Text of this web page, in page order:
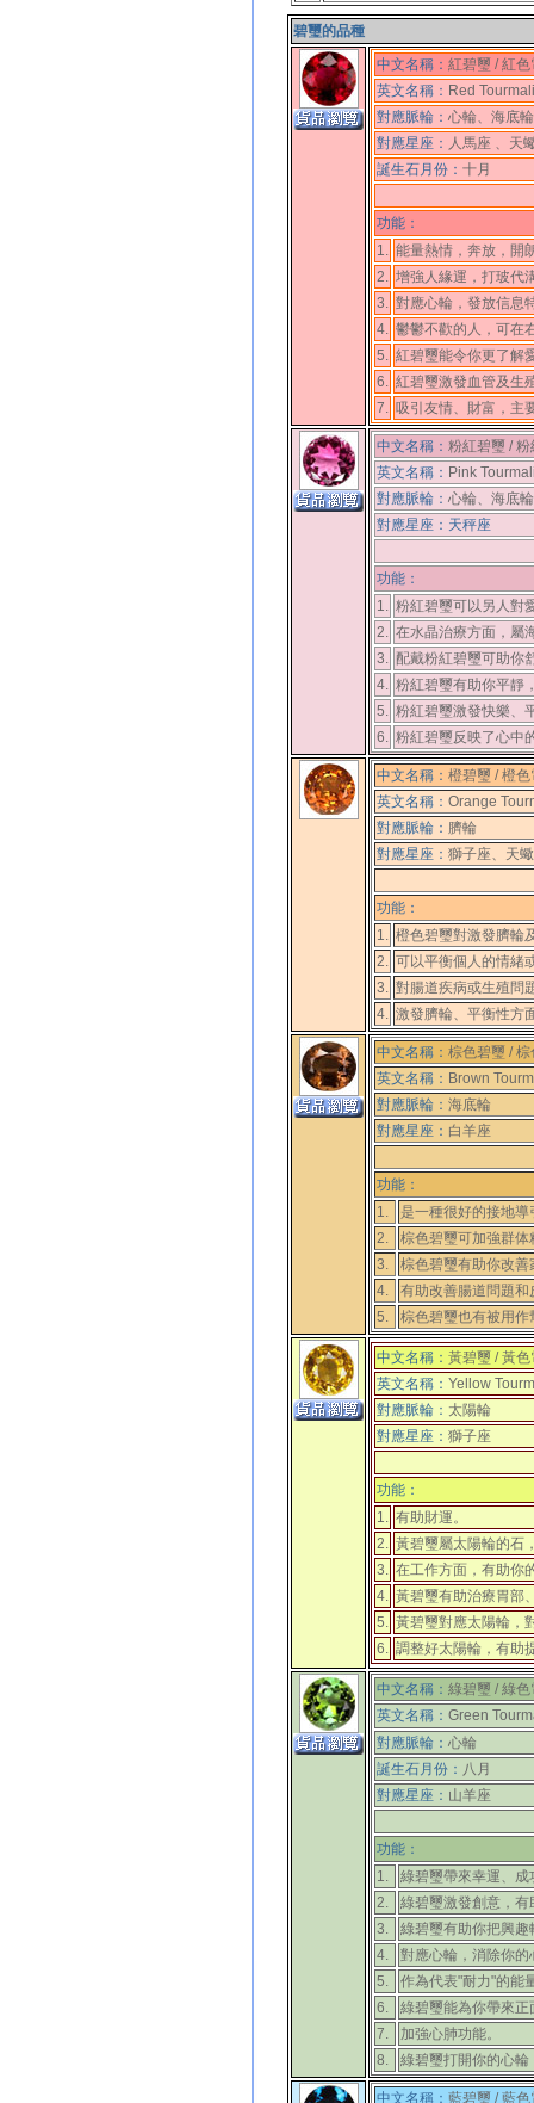
碧璽的品種
中文名稱： 紅碧璽 / 紅
英文名稱： Red
對應脈輪： 心輪、海底輪
對應星座 ： 人馬座 、 天
誕生石月份 ： 十月
功能：
1. 能量熱情，奔放，開
2. 增強人緣運，打玻代
3. 對應心輪，發放信息
4. 鬱鬱不歡的人，可在
5. 紅碧璽能令你更了解
6. 紅碧璽激發血管及生
7. 吸引友情、財富，主
中文名稱： 粉紅碧璽 /
英文名稱： Pink
對應脈輪： 心輪、海底輪
對應星座 ： 天秤座
功能：
1. 粉紅碧璽可以另人對
2. 在水晶治療方面，屬
3. 配戴粉紅碧璽可助你
4. 粉紅碧璽有助你平靜
5. 粉紅碧璽激發快樂、
6. 粉紅碧璽反映了心中
中文名稱： 橙碧璽 / 橙
英文名稱： Orange
對應脈輪： 臍輪
對應星座 ： 獅子座、天
功能：
1. 橙色碧璽對激發臍輪
2. 可以平衡個人的情緒
3. 對腸道疾病或生殖問
4. 激發臍輪、平衡性方
中文名稱： 棕色碧璽 /
英文名稱： Brown
對應脈輪： 海底輪
對應星座 ： 白羊座
功能：
1.
是一種很好的接地
2.
棕色碧璽可加強群
3.
棕色碧璽有助你改
4.
有助改善腸道問題
5.
棕色碧璽也有被用
中文名稱： 黃碧璽 / 黃
英文名稱： Yellow
對應脈輪： 太陽輪
對應星座 ： 獅子座
功能：
1. 有助財運。
2. 黃碧璽屬太陽輪的石
3. 在工作方面，有助你
4. 黃碧璽有助治療胃部
5. 黃碧璽對應太陽輪，
6. 調整好太陽輪，有助
中文名稱： 綠碧璽 / 綠
英文名稱： Green
對應脈輪： 心輪
誕生石月份： 八月
對應星座 ： 山羊座
功能：
1.
綠碧璽帶來幸運、
2.
綠碧璽激發創意，
3.
綠碧璽有助你把興
4.
對應心輪，消除你
5.
作為代表"耐力"的能
6.
綠碧璽能為你帶來
7.
加強心肺功能。
8.
綠碧璽打開你的心
中文名稱： 藍碧璽 / 藍